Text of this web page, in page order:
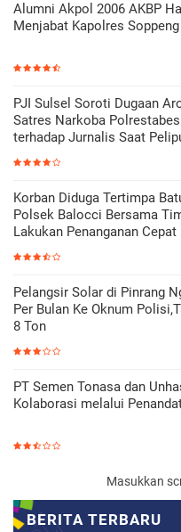
Alumni Akpol 2006 AKBP
Menjabat Kapolres Soppeng
PJI Sulsel Soroti Dugaan
Satres Narkoba
terhadap Jurnalis Saat
Korban Diduga Tertimpa
Polsek Balocci Bersama
Lakukan Penanganan Cepat
Pelangsir Solar di Pinrang
Per Bulan Ke Oknum
8 Ton
PT Semen Tonasa dan
Kolaborasi melalui
Masukkan